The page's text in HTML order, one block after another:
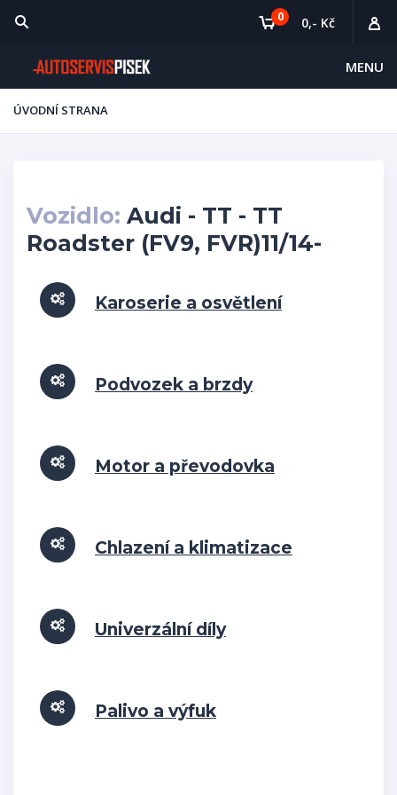
MENU
0 0,- Kč
ÚVODNÍ STRANA
Vozidlo: Audi - TT - TT
Roadster (FV9, FVR)11/14-
Karoserie a osvětlení
Podvozek a brzdy
Motor a převodovka
Chlazení a klimatizace
Univerzální díly
Palivo a výfuk